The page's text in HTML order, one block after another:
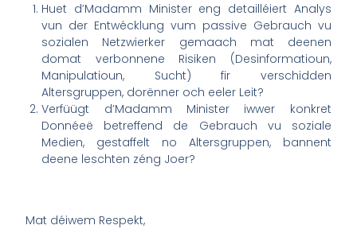
Huet d’Madamm Minister eng detailléiert Analys
vun der Entwécklung vum passive Gebrauch vu
sozialen Netzwierker gemaach mat deenen
domat verbonnene Risiken (Desinformatioun,
Manipulatioun, Sucht) fir verschidden
Altersgruppen, dorënner och eeler Leit?
Verfüügt d’Madamm Minister iwwer konkret
Donnéeë betreffend de Gebrauch vu soziale
Medien, gestaffelt no Altersgruppen, bannent
deene leschten zéng Joer?
Mat déiwem Respekt,